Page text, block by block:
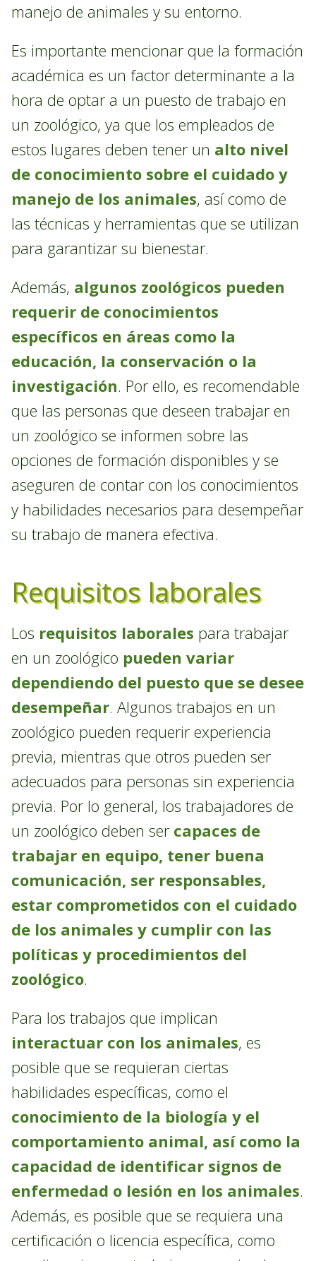
manejo de animales y su entorno.
Es importante mencionar que la formación
académica es un factor determinante a la
hora de optar a un puesto de trabajo en
un zoológico, ya que los empleados de
estos lugares deben tener un alto nivel
de conocimiento sobre el cuidado y
manejo de los animales, así como de
las técnicas y herramientas que se utilizan
para garantizar su bienestar.
Además, algunos zoológicos pueden
requerir de conocimientos
específicos en áreas como la
educación, la conservación o la
investigación. Por ello, es recomendable
que las personas que deseen trabajar en
un zoológico se informen sobre las
opciones de formación disponibles y se
aseguren de contar con los conocimientos
y habilidades necesarios para desempeñar
su trabajo de manera efectiva.
Requisitos laborales
Los requisitos laborales para trabajar
en un zoológico pueden variar
dependiendo del puesto que se desee
desempeñar. Algunos trabajos en un
zoológico pueden requerir experiencia
previa, mientras que otros pueden ser
adecuados para personas sin experiencia
previa. Por lo general, los trabajadores de
un zoológico deben ser capaces de
trabajar en equipo, tener buena
comunicación, ser responsables,
estar comprometidos con el cuidado
de los animales y cumplir con las
políticas y procedimientos del
zoológico.
Para los trabajos que implican
interactuar con los animales, es
posible que se requieran ciertas
habilidades específicas, como el
conocimiento de la biología y el
comportamiento animal, así como la
capacidad de identificar signos de
enfermedad o lesión en los animales.
Además, es posible que se requiera una
certificación o licencia específica, como